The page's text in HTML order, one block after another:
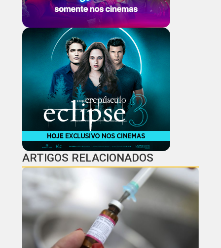
ARTIGOS RELACIONADOS